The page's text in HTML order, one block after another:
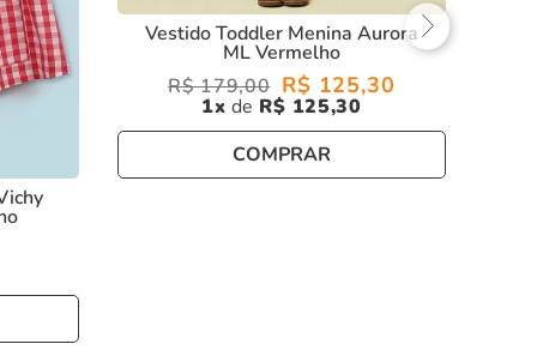
Vestido Toddler Menina Aurora
ML Vermelho
R$ 179,00 R$ 125,30
1 R$ 125,30
COMPRAR